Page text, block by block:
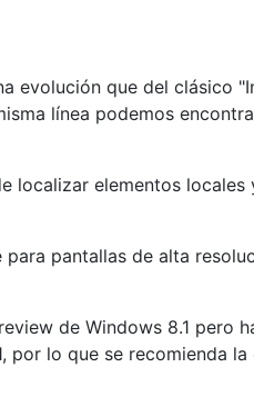
evolución que del clásico
línea podemos
localizar elementos
pantallas de alta
de Windows 8.1 pero
por lo que se recomienda